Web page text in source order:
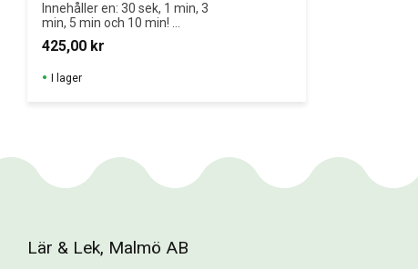
Innehåller en: 30 sek, 1 min, 3
min, 5 min och 10 min!
Timglasen är 10 cm höga.
425,00 kr
I lager
Lär & Lek, Malmö AB